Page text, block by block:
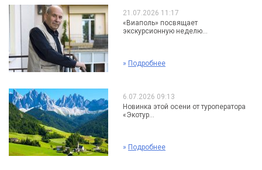
21.07.2026 11:17
«Виаполь» посвящает
экскурсионную неделю...
» Подробнее
6.07.2026 09:13
Новинка этой осени от туроператора
«Экотур...
» Подробнее